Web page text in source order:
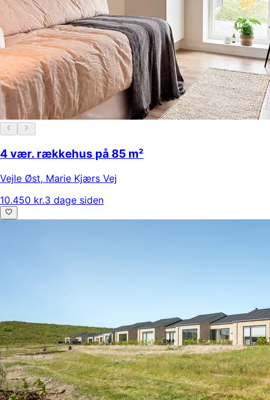
4 vær. rækkehus på 85 m²
Vejle Øst, Marie Kjærs Vej
10.450 kr.3 dage siden